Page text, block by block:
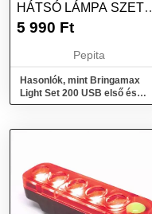
HÁTSÓ LÁMPA SZETT
BMLAMPA0029
5 990 Ft
Pepita
Hasonlók, mint Bringamax
Light Set 200 USB első és
hátsó lámpa szett